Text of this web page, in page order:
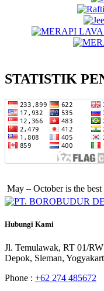
STATISTIK
– October is the best time
Hubungi Kami
Jl. Temulawak, RT 01/
Depok, Sleman,
Phone : +62 274 485672